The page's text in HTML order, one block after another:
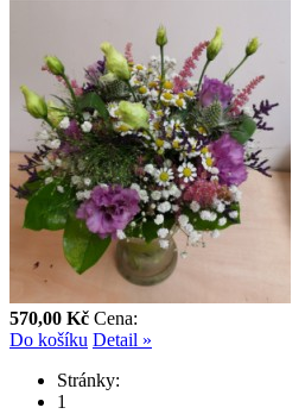
570,00 Kč Cena:
Do košíku Detail »
Stránky:
1